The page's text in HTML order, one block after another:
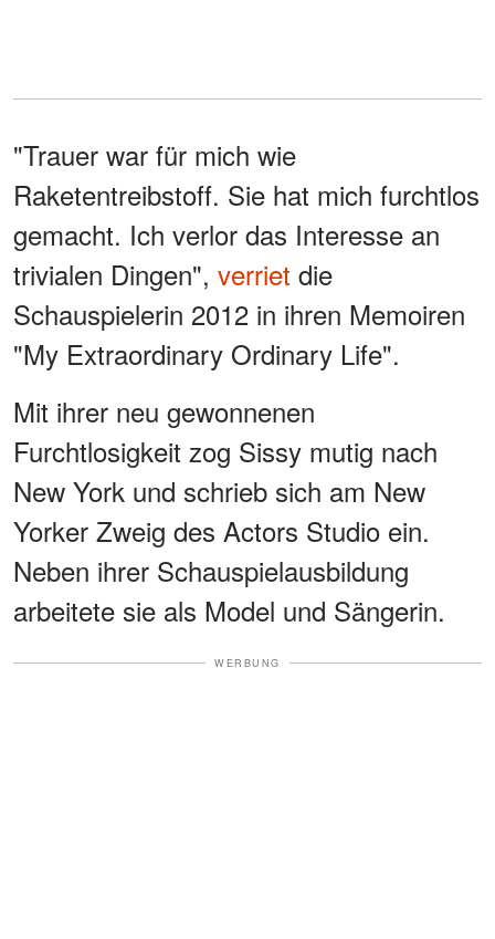
"Trauer war für mich wie
Raketentreibstoff. Sie hat mich furchtlos
gemacht. Ich verlor das Interesse an
trivialen Dingen", verriet die
Schauspielerin 2012 in ihren Memoiren
"My Extraordinary Ordinary Life".
Mit ihrer neu gewonnenen
Furchtlosigkeit zog Sissy mutig nach
New York und schrieb sich am New
Yorker Zweig des Actors Studio ein.
Neben ihrer Schauspielausbildung
arbeitete sie als Model und Sängerin.
WERBUNG